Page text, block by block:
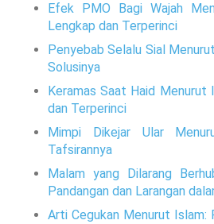
Efek PMO Bagi Wajah
Lengkap dan Terperinci
Penyebab Selalu Sial
Solusinya
Keramas Saat Haid Menurut
dan Terperinci
Mimpi Dikejar Ular
Tafsirannya
Malam yang Dilarang
Pandangan dan Larangan
Arti Cegukan Menurut Islam: